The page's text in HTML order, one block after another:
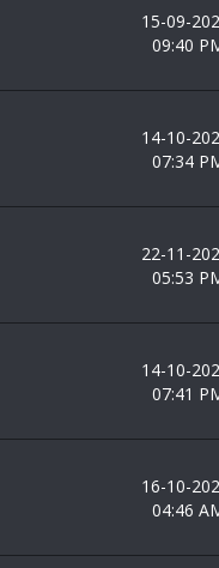
15-09-
09:40
14-10-
07:34
22-11-
05:53
14-10-
07:41
16-10-
04:46